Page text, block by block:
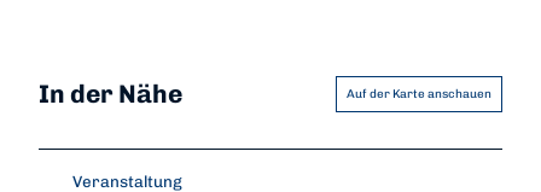
In der Nähe Auf der Karte anschauen
Veranstaltung